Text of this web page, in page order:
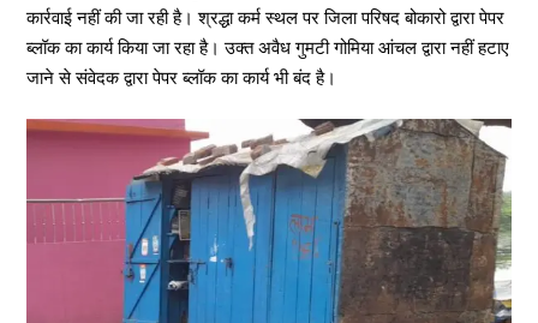
कार्रवाई नहीं की जा रही है। श्रद्धा कर्म स्थल पर जिला परिषद बोकारो द्वारा पेपर
ब्लॉक का कार्य किया जा रहा है। उक्त अवैध गुमटी गोमिया आंचल द्वारा नहीं हटाए
जाने से संवेदक द्वारा पेपर ब्लॉक का कार्य भी बंद है।